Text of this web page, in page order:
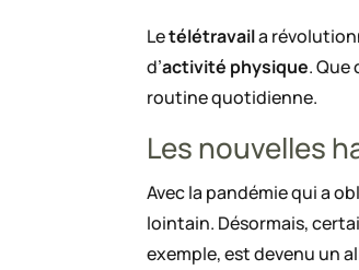
Letélétravaila
d’activité physique.
routine quotidienne.
Les nouvelles
Avec la pandémie qui a
lointain. Désormais,
exemple, est devenu un